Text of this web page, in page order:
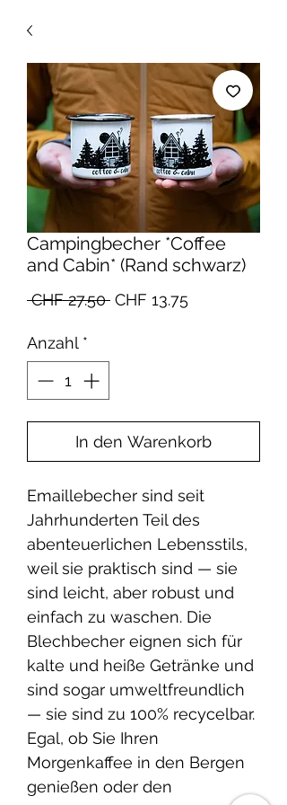
Campingbecher *Coffee
and Cabin* (Rand schwarz)
CHF 27.50 Standardpreis
CHF 13.75
Anzahl *
In den Warenkorb
Emaillebecher sind seit
Jahrhunderten Teil des
abenteuerlichen Lebensstils,
weil sie praktisch sind — sie
sind leicht, aber robust und
einfach zu waschen. Die
Blechbecher eignen sich für
kalte und heiße Getränke und
sind sogar umweltfreundlich
— sie sind zu 100% recycelbar.
Egal, ob Sie Ihren
Morgenkaffee in den Bergen
genießen oder den